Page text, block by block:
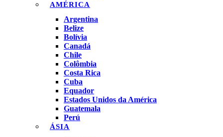
AMÉRICA
Argentina
Belize
Bolívia
Canadá
Chile
Colômbia
Costa Rica
Cuba
Equador
Estados Unidos da América
Guatemala
Perú
ÁSIA